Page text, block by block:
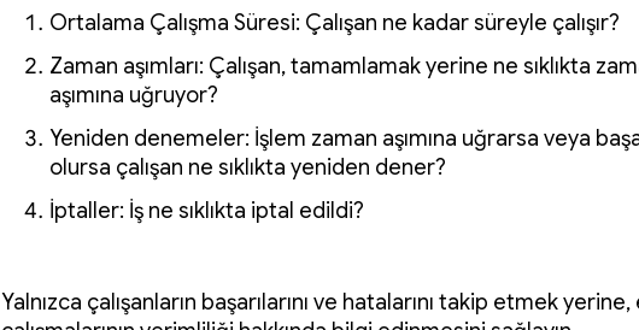
Ortalama Çalışma Süresi: Çalışan ne kadar süreyle çalışır?
Zaman aşımları: Çalışan, tamamlamak yerine ne sıklıkta
aşımına uğruyor?
Yeniden denemeler: İşlem zaman aşımına uğrarsa veya
olursa çalışan ne sıklıkta yeniden dener?
İptaller: İş ne sıklıkta iptal edildi?
Yalnızca çalışanların başarılarını ve hatalarını takip etmek